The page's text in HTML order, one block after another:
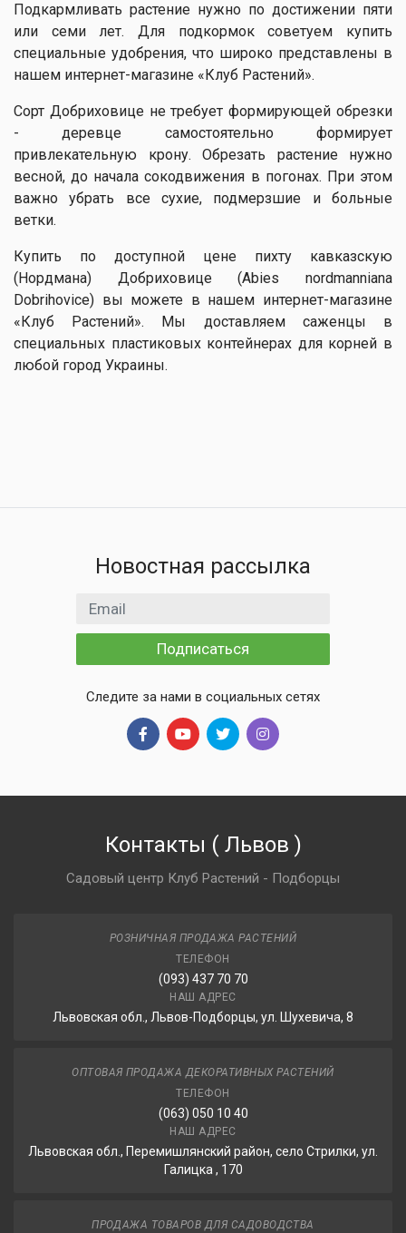
Подкармливать растение нужно по достижении пяти
или семи лет. Для подкормок советуем купить
специальные удобрения, что широко представлены в
нашем интернет-магазине «Клуб Растений».
Сорт Добриховице не требует формирующей обрезки
- деревце самостоятельно формирует
привлекательную крону. Обрезать растение нужно
весной, до начала сокодвижения в погонах. При этом
важно убрать все сухие, подмерзшие и больные
ветки.
Купить по доступной цене пихту кавказскую
(Нордмана) Добриховице (Abies nordmanniana
Dobrihovice) вы можете в нашем интернет-магазине
«Клуб Растений». Мы доставляем саженцы в
специальных пластиковых контейнерах для корней в
любой город Украины.
Новостная рассылка
Email адрес
Подписаться
Следите за нами в социальных сетях
Контакты ( Львов )
Садовый центр Клуб Растений - Подборцы
РОЗНИЧНАЯ ПРОДАЖА РАСТЕНИЙ
ТЕЛЕФОН
(093) 437 70 70
НАШ АДРЕС
Львовская обл., Львов-Подборцы, ул. Шухевича, 8
ОПТОВАЯ ПРОДАЖА ДЕКОРАТИВНЫХ РАСТЕНИЙ
ТЕЛЕФОН
(063) 050 10 40
НАШ АДРЕС
Львовская обл., Перемишлянский район, село Стрилки, ул.
Галицка , 170
ПРОДАЖА ТОВАРОВ ДЛЯ САДОВОДСТВА